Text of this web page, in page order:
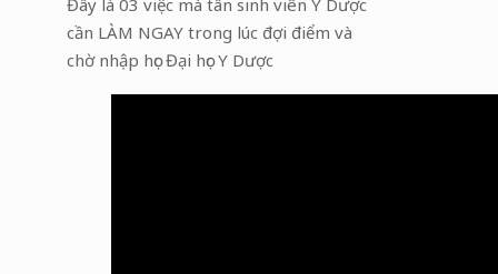
cần LÀM NGAY trong lúc đợi điểm và
chờ nhập học Đại học Y Dược